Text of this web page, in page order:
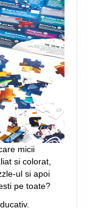
micii
si colorat,
ul si apoi
pe toate?